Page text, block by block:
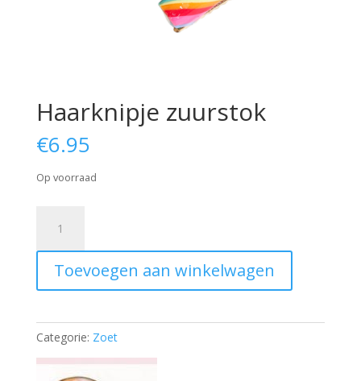
Haarknipje zuurstok
€6.95
Op voorraad
zuurstok
aantal
Toevoegen aan winkelwagen
Categorie: Zoet